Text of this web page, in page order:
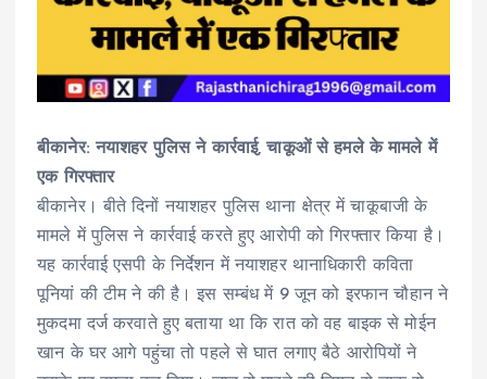
बीकानेर: नयाशहर पुलिस ने कार्रवाई, चाकूओं से हमले के मामले में
एक गिरफ्तार
बीकानेर। बीते दिनों नयाशहर पुलिस थाना क्षेत्र में चाकूबाजी के
मामले में पुलिस ने कार्रवाई करते हुए आरोपी को गिरफ्तार किया है।
यह कार्रवाई एसपी के निर्देशन में नयाशहर थानाधिकारी कविता
पूनियां की टीम ने की है। इस सम्बंध में 9 जून को इरफान चौहान ने
मुकदमा दर्ज करवाते हुए बताया था कि रात को वह बाइक से मोईन
खान के घर आगे पहुंचा तो पहले से घात लगाए बैठे आरोपियों ने